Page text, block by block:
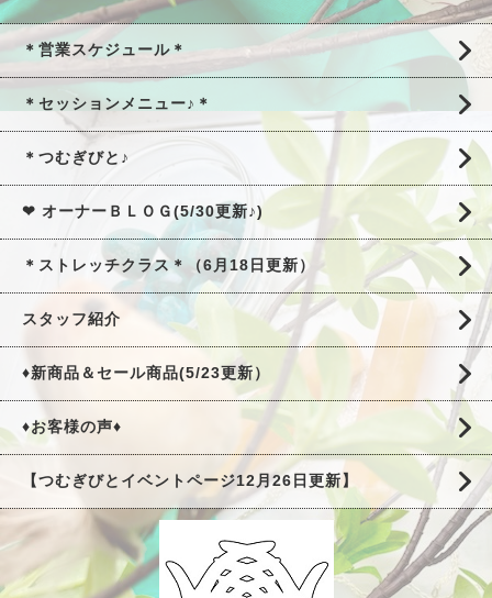
＊営業スケジュール＊
＊セッションメニュー♪＊
＊つむぎびと♪
❤ オーナーＢＬＯＧ(5/30更新♪)
＊ストレッチクラス＊（6月18日更新）
スタッフ紹介
♦新商品＆セール商品(5/23更新）
♦お客様の声♦
【つむぎびとイベントページ12月26日更新】